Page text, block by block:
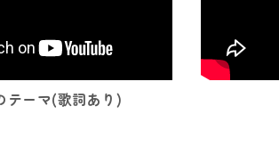
テーマ(歌詞あり)